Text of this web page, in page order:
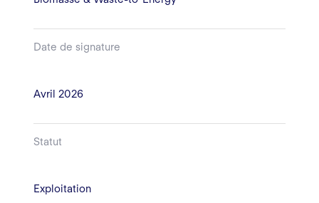
Date de signature
Avril 2026
Statut
Exploitation